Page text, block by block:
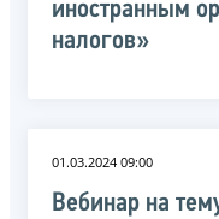
иностранным
налогов»
01.03.2024 09:00
Вебинар на